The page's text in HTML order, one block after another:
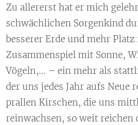
Zu allererst hat er mich
schwächlichen Sorgenkind
besserer Erde und mehr
Zusammenspiel mit Sonne,
Vögeln,... – ein mehr als
der uns jedes Jahr aufs Neue
prallen Kirschen, die uns
reinwachsen, so weit reichen